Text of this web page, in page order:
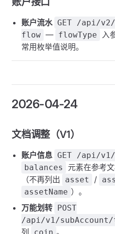
账户流水 GET /api/
flow — flowType
入
常用枚举值说明。
2026-04-24
文档调整（V1）
账户信息 GET /api/
balances 元素在参考
（不再列出
asset /
assetName ）。
万能划转 POST
/api/v1/
列
。